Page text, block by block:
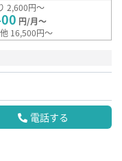
2,600円～
円/月～
16,500円～
電話する